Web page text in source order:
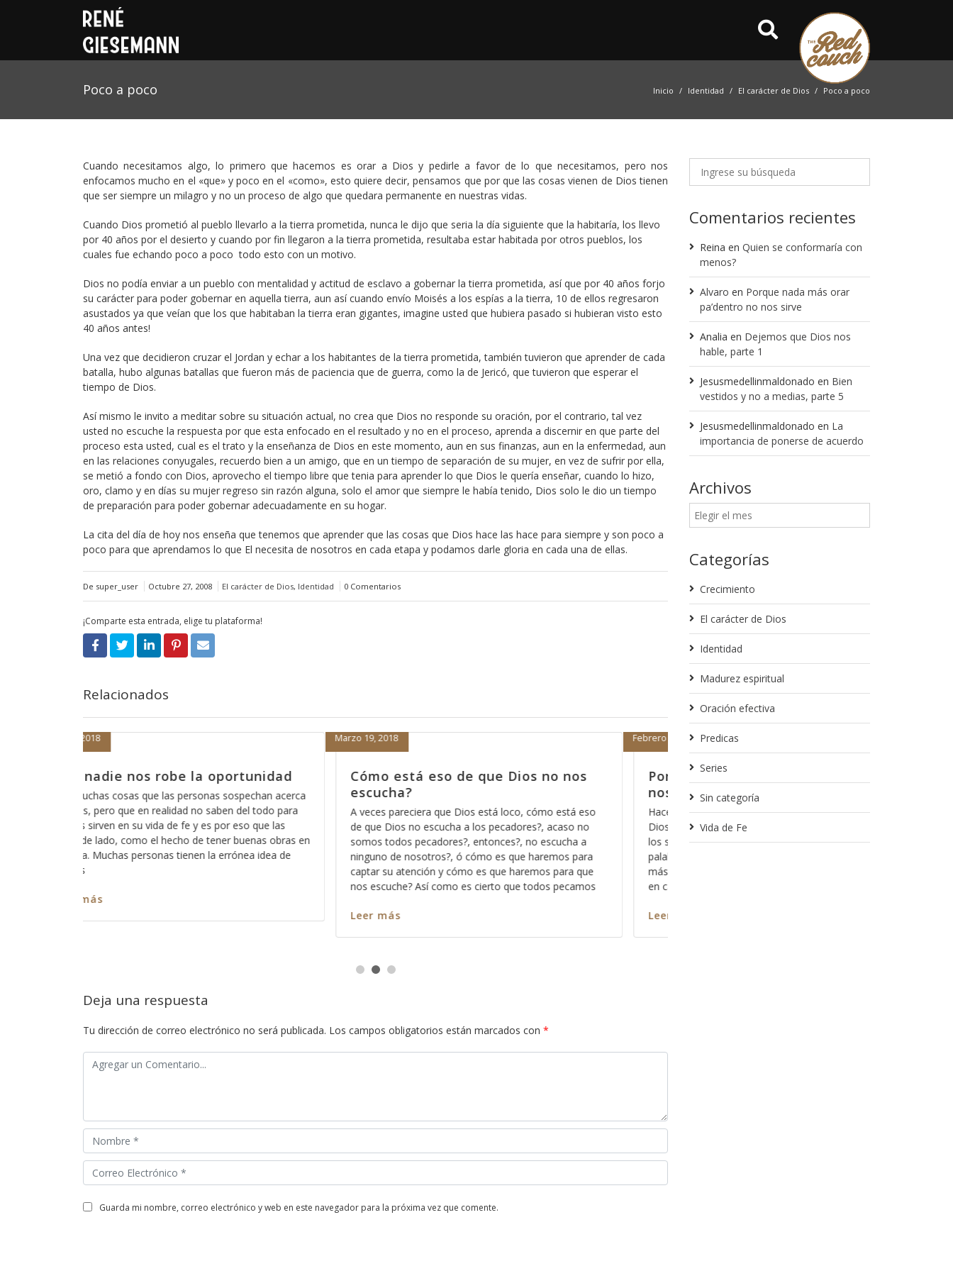
Poco a poco Inicio Identidad El carácter de Dios Poco a poco
Cuando necesitamos algo, lo primero que hacemos es orar a Dios y pedirle a favor de lo que necesitamos, pero nos
enfocamos mucho en el «que» y poco en el «como», esto quiere decir, pensamos que por que las cosas vienen de Dios tienen
que ser siempre un milagro y no un proceso de algo que quedara permanente en nuestras vidas.
Cuando Dios prometió al pueblo llevarlo a la tierra prometida, nunca le dijo que seria la día siguiente que la habitaría, los llevo
por 40 años por el desierto y cuando por fin llegaron a la tierra prometida, resultaba estar habitada por otros pueblos, los
cuales fue echando poco a poco todo esto con un motivo.
Dios no podía enviar a un pueblo con mentalidad y actitud de esclavo a gobernar la tierra prometida, así que por 40 años forjo
su carácter para poder gobernar en aquella tierra, aun así cuando envío Moisés a los espías a la tierra, 10 de ellos regresaron
asustados ya que veían que los que habitaban la tierra eran gigantes, imagine usted que hubiera pasado si hubieran visto esto
40 años antes!
Una vez que decidieron cruzar el Jordan y echar a los habitantes de la tierra prometida, también tuvieron que aprender de cada
batalla, hubo algunas batallas que fueron más de paciencia que de guerra, como la de Jericó, que tuvieron que esperar el
tiempo de Dios.
Así mismo le invito a meditar sobre su situación actual, no crea que Dios no responde su oración, por el contrario, tal vez
usted no escuche la respuesta por que esta enfocado en el resultado y no en el proceso, aprenda a discernir en que parte del
proceso esta usted, cual es el trato y la enseñanza de Dios en este momento, aun en sus finanzas, aun en la enfermedad, aun
en las relaciones conyugales, recuerdo bien a un amigo, que en un tiempo de separación de su mujer, en vez de sufrir por ella,
se metió a fondo con Dios, aprovecho el tiempo libre que tenia para aprender lo que Dios le quería enseñar, cuando lo hizo,
oro, clamo y en días su mujer regreso sin razón alguna, solo el amor que siempre le había tenido, Dios solo le dio un tiempo
de preparación para poder gobernar adecuadamente en su hogar.
La cita del día de hoy nos enseña que tenemos que aprender que las cosas que Dios hace las hace para siempre y son poco a
poco para que aprendamos lo que El necesita de nosotros en cada etapa y podamos darle gloria en cada una de ellas.
De super_user Octubre 27, 2008 El carácter de Dios, Identidad 0 Comentarios
¡Comparte esta entrada, elige tu plataforma!
Relacionados
sospechan acerca
del todo para
buenas obras en
errónea idea de
Cómo está eso de que Dios no nos
escucha?
A veces pareciera que Dios está loco, cómo está eso
de que Dios no escucha a los pecadores?, acaso no
somos todos pecadores?, entonces?, no escucha a
ninguno de nosotros?, ó cómo es que haremos para
captar su atención y cómo es que haremos para que
nos escuche? Así como es cierto que todos pecamos
Porque nada más orar pa’dentro no
Hace días que reflexiono acerca de la revelación de
Dios pues ese método que Dios usa para mostrarnos
los significados no ocultos sino profundos de la
palabra, entre más nos vamos familiarizando con ella,
más profundo nos permite Dios ver en cada versículo y
en cada pasaja y más claro nos queda cada mensaje y
porque es inevitable
Febrero 14, 2018
Por alguna razón cuando pensamos en
Dios, antes de que venga a nuestra mente el
estar con Dios, nos asalta el pensamiento
Deja una respuesta
Tu dirección de correo electrónico no será publicada. Los campos obligatorios están marcados con *
guarda mi nombre, correo electrónico y web en este navegador para la próxima vez que comente.
Comentarios recientes
Reina en Quien se conformaría con
menos?
Alvaro en Porque nada más orar
pa’dentro no nos sirve
Analia en Dejemos que Dios nos
hable, parte 1
Jesusmedellinmaldonado en Bien
vestidos y no a medias, parte 5
Jesusmedellinmaldonado en La
importancia de ponerse de acuerdo
Archivos
Categorías
Crecimiento
El carácter de Dios
Identidad
Madurez espiritual
Oración efectiva
Predicas
Series
Sin categoría
Vida de Fe